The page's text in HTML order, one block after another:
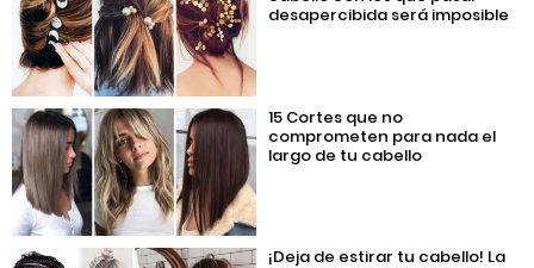
desapercibida será imposible
15 Cortes que no
comprometen para nada el
largo de tu cabello
¡Deja de estirar tu cabello! La